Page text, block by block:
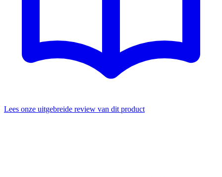
Lees onze uitgebreide review van dit product